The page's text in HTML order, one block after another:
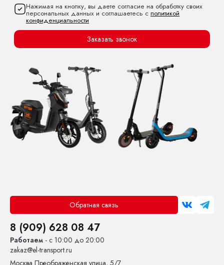
Нажимая на кнопку, вы даете согласие на обработку своих
персональных данных и соглашаетесь с политикой
конфиденциальности
Заказать звонок
Обратная связь
8 (909) 628 08 47
Работаем - с 10:00 до 20:00
zakaz@el-transport.ru
Москва Преображенская улица, 5/7